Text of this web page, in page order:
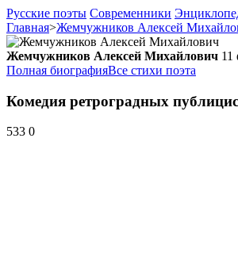
Русские поэты Современники
Главная>Жемчужников Алексей
Жемчужников Алексей Михайлович 11
Полная биографияВсе стихи поэта
Комедия ретроградных
533 0